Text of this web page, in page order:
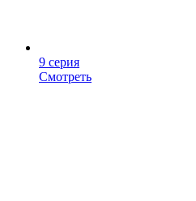
9 серия
Смотреть